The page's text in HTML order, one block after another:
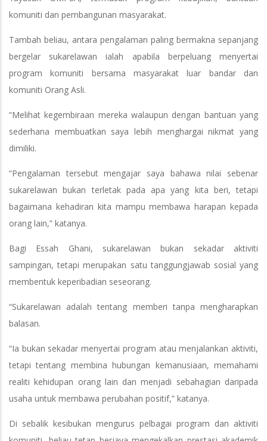
komuniti dan pembangunan masyarakat.
Tambah beliau, antara pengalaman paling bermakna sepanjang
bergelar sukarelawan ialah apabila berpeluang menyertai
program komuniti bersama masyarakat luar bandar dan
komuniti Orang Asli.
“Melihat kegembiraan mereka walaupun dengan bantuan yang
sederhana membuatkan saya lebih menghargai nikmat yang
dimiliki.
“Pengalaman tersebut mengajar saya bahawa nilai sebenar
sukarelawan bukan terletak pada apa yang kita beri, tetapi
bagaimana kehadiran kita mampu membawa harapan kepada
orang lain,” katanya.
Bagi Essah Ghani, sukarelawan bukan sekadar aktiviti
sampingan, tetapi merupakan satu tanggungjawab sosial yang
membentuk keperibadian seseorang.
“Sukarelawan adalah tentang memberi tanpa mengharapkan
balasan.
“Ia bukan sekadar menyertai program atau menjalankan aktiviti,
tetapi tentang membina hubungan kemanusiaan, memahami
realiti kehidupan orang lain dan menjadi sebahagian daripada
usaha untuk membawa perubahan positif,” katanya.
Di sebalik kesibukan mengurus pelbagai program dan aktiviti